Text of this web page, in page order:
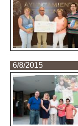
6/8/2015